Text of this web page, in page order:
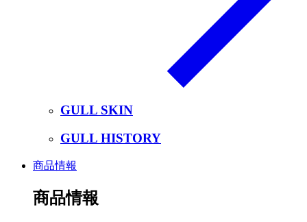
GULL SKIN
GULL HISTORY
商品情報
商品情報